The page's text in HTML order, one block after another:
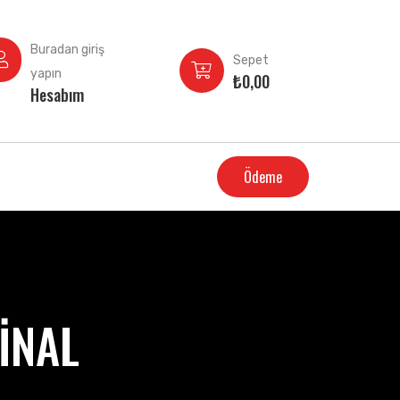
Buradan giriş
yapın
Hesabım
Sepet
₺0,00
Ödeme